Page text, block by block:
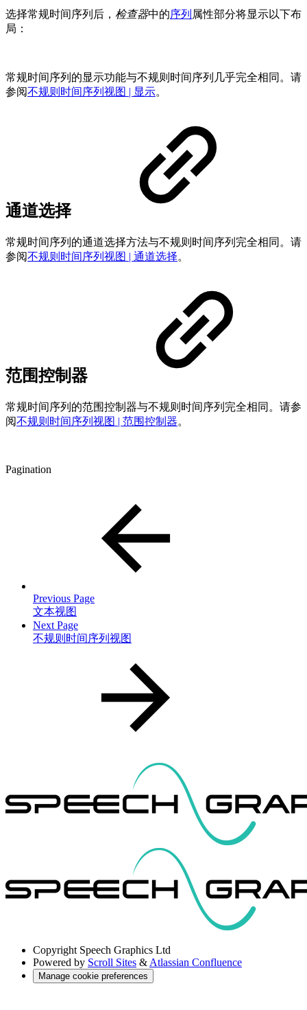
选择常规时间序列后， 检查器中的序列 属性部分将显示以下布
局：
常规时间序列的显示功能与不规则时间序列几乎完全相同。请
参阅不规则时间序列视图 | 显示。
通道选择
常规时间序列的通道选择方法与不规则时间序列完全相同。请
参阅不规则时间序列视图 | 通道选择。
范围控制器
常规时间序列的范围控制器与不规则时间序列完全相同。请参
阅不规则时间序列视图 | 范围控制器。
Pagination
Previous Page
文本视图
Next Page
不规则时间序列视图
Copyright Speech Graphics Ltd
Powered by Scroll Sites & Atlassian Confluence
Manage cookie preferences